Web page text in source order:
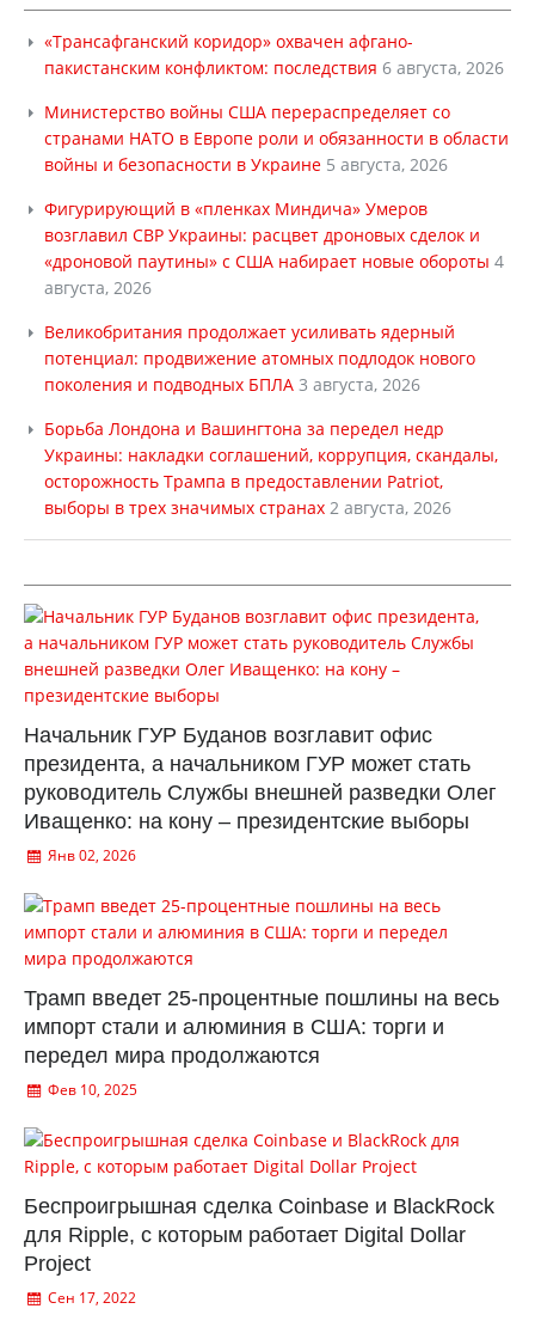
«Трансафганский коридор» охвачен афгано-
пакистанским конфликтом: последствия 6 августа, 2026
Министерство войны США перераспределяет со
странами НАТО в Европе роли и обязанности в области
войны и безопасности в Украине 5 августа, 2026
Фигурирующий в «пленках Миндича» Умеров
возглавил СВР Украины: расцвет дроновых сделок и
«дроновой паутины» с США набирает новые обороты 4
августа, 2026
Великобритания продолжает усиливать ядерный
потенциал: продвижение атомных подлодок нового
поколения и подводных БПЛА 3 августа, 2026
Борьба Лондона и Вашингтона за передел недр
Украины: накладки соглашений, коррупция, скандалы,
осторожность Трампа в предоставлении Patriot,
выборы в трех значимых странах 2 августа, 2026
Начальник ГУР Буданов возглавит офис
президента, а начальником ГУР может стать
руководитель Службы внешней разведки Олег
Иващенко: на кону – президентские выборы
Янв 02, 2026
Трамп введет 25-процентные пошлины на весь
импорт стали и алюминия в США: торги и
передел мира продолжаются
Фев 10, 2025
Беспроигрышная сделка Coinbase и BlackRock
для Ripple, с которым работает Digital Dollar
Project
Сен 17, 2022